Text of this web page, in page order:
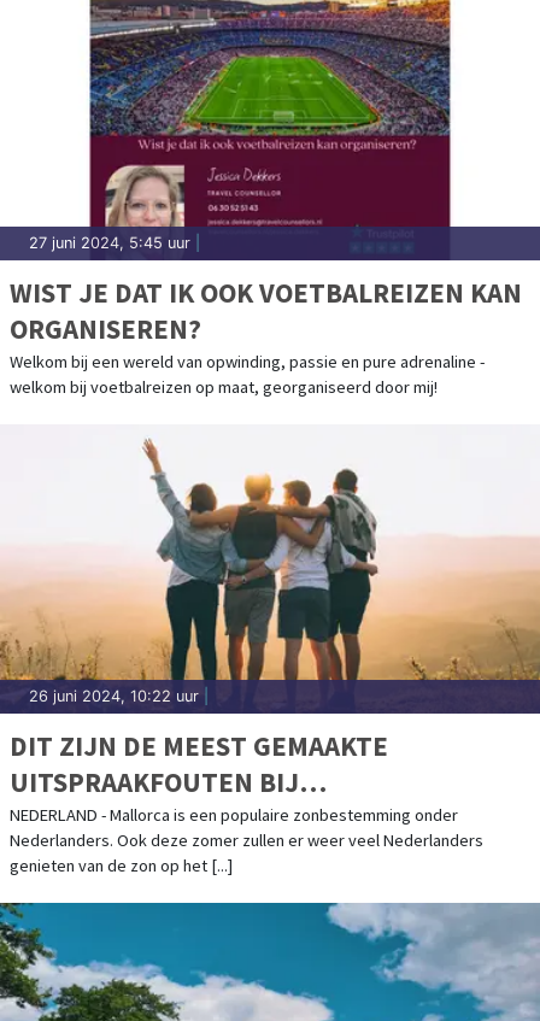
27 juni 2024, 5:45 uur
WIST JE DAT IK OOK VOETBALREIZEN KAN
ORGANISEREN?
Welkom bij een wereld van opwinding, passie en pure adrenaline -
welkom bij voetbalreizen op maat, georganiseerd door mij!
26 juni 2024, 10:22 uur
DIT ZIJN DE MEEST GEMAAKTE
UITSPRAAKFOUTEN BIJ
VAKANTIEBESTEMMINGEN
NEDERLAND - Mallorca is een populaire zonbestemming onder
Nederlanders. Ook deze zomer zullen er weer veel Nederlanders
genieten van de zon op het [...]